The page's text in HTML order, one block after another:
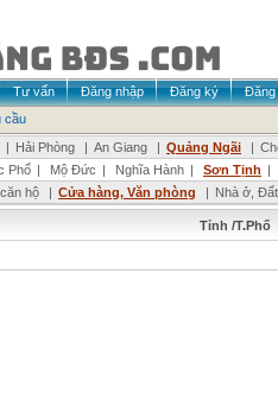
Tư vấn Đăng nhập Đăng ký
Đăng
cầu
| Hải Phòng | An Giang | Quảng Ngãi |
Phổ | Mộ Đức | Nghĩa Hành | Sơn Tịnh |
hộ | Cửa hàng, Văn phòng | Nhà ở,
Tỉnh /T.Phố